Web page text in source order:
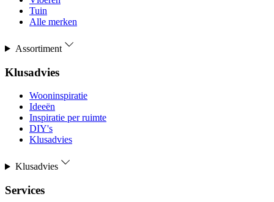
Tuin
Alle merken
Assortiment
Klusadvies
Wooninspiratie
Ideeën
Inspiratie per ruimte
DIY's
Klusadvies
Klusadvies
Services